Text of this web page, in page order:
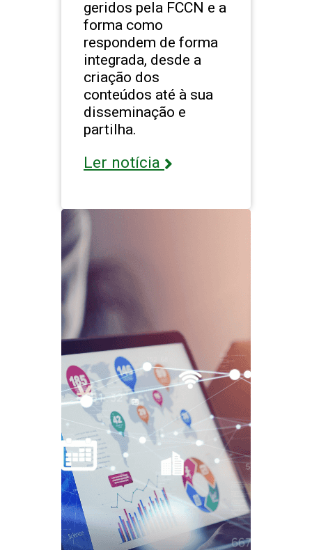
geridos pela FCCN e a
forma como
respondem de forma
integrada, desde a
criação dos
conteúdos até à sua
disseminação e
partilha.
Ler notícia